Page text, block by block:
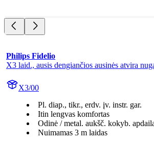
Philips Fidelio
X3 laid., ausis dengiančios ausinės atvira
X3/00
Pl. diap., tikr., erdv. įv. instr. gar.
Itin lengvas komfortas
Odinė / metal. aukšč. kokyb.
Nuimamas 3 m laidas